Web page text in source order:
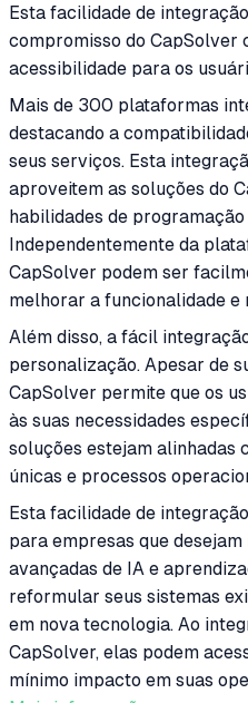
Esta facilidade de
compromisso do CapSolver
acessibilidade para os
Mais de 300 plataformas
destacando a
seus serviços. Esta
aproveitem as soluções do
habilidades de programação
Independentemente da
CapSolver podem ser
melhorar a funcionalidade e
Além disso, a fácil
personalização. Apesar de
CapSolver permite que os
às suas necessidades
soluções estejam alinhadas
únicas e processos
Esta facilidade de
para empresas que
avançadas de IA e
reformular seus sistemas
em nova tecnologia. Ao
CapSolver, elas podem
mínimo impacto em suas